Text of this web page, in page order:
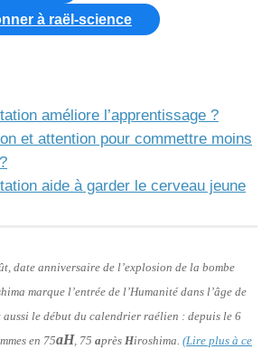
à raël-science
améliore l’apprentissage ?
et attention pour commettre moins
aide à garder le cerveau jeune
date anniversaire de l’explosion de la bombe
marque l’entrée de l’Humanité dans l’âge de
aussi le début du calendrier raélien : depuis le 6
en 75aH, 75 après Hiroshima. (Lire plus à ce